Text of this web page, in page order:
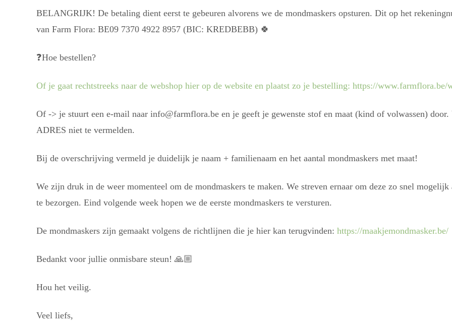
BELANGRIJK! De betaling dient eerst te gebeuren alvorens we de mondmaskers opsturen. Dit op het
van Farm Flora: BE09 7370 4922 8957 (BIC: KREDBEBB) 🍀
❓Hoe bestellen?
Of je gaat rechtstreeks naar de webshop hier op de website en plaatst zo je bestelling: https://www.farmflora.be/
Of -> je stuurt een e-mail naar info@farmflora.be en je geeft je gewenste stof en maat (kind of volwassen) door.
ADRES niet te vermelden.
Bij de overschrijving vermeld je duidelijk je naam + familienaam en het aantal mondmaskers met maat!
We zijn druk in de weer momenteel om de mondmaskers te maken. We streven ernaar om deze zo snel
te bezorgen. Eind volgende week hopen we de eerste mondmaskers te versturen.
De mondmaskers zijn gemaakt volgens de richtlijnen die je hier kan terugvinden: https://maakjemondmasker.be/
Bedankt voor jullie onmisbare steun! 🙏🏼
Hou het veilig.
Veel liefs,